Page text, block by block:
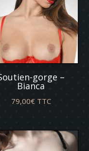
gorge –
Bianca
79,00€ TTC